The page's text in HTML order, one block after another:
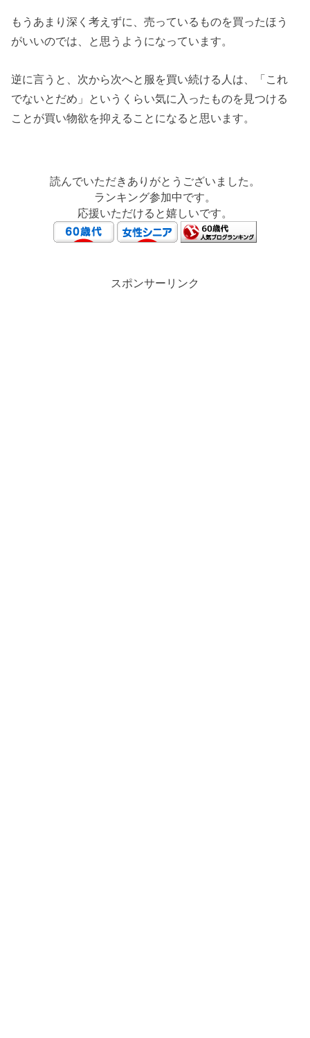
もうあまり深く考えずに、売っているものを買ったほう
がいいのでは、と思うようになっています。
逆に言うと、次から次へと服を買い続ける人は、「これ
でないとだめ」というくらい気に入ったものを見つける
ことが買い物欲を抑えることになると思います。
読んでいただきありがとうございました。
ランキング参加中です。
応援いただけると嬉しいです。
スポンサーリンク